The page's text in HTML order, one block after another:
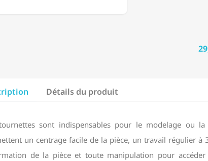
Détails du produit
sont indispensables pour le modelage ou
un centrage facile de la pièce, un travail régulier
de la pièce et toute manipulation pour